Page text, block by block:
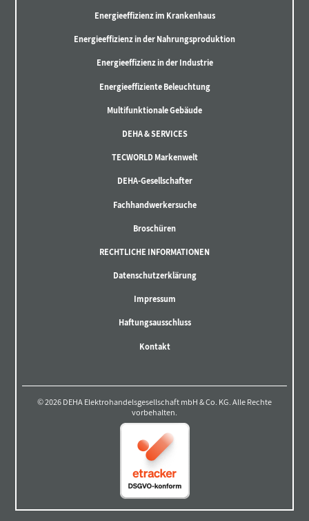
Energieeffizienz im Krankenhaus
Energieeffizienz in der Nahrungsproduktion
Energieeffizienz in der Industrie
Energieeffiziente Beleuchtung
Multifunktionale Gebäude
DEHA & SERVICES
TECWORLD Markenwelt
DEHA-Gesellschafter
Fachhandwerkersuche
Broschüren
RECHTLICHE INFORMATIONEN
Datenschutzerklärung
Impressum
Haftungsausschluss
Kontakt
© 2026 DEHA Elektrohandelsgesellschaft mbH & Co. KG. Alle Rechte
vorbehalten.